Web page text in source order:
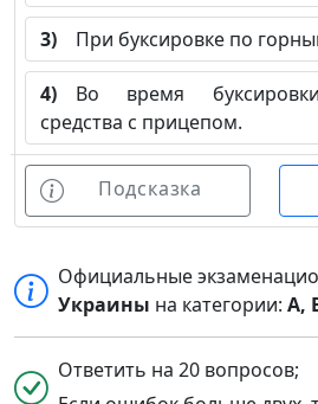
3) При буксировке по
4) Во время буксировки
средства с прицепом.
Подсказка
Официальные
Украины на категории:A,
Ответить на 20 вопросов;